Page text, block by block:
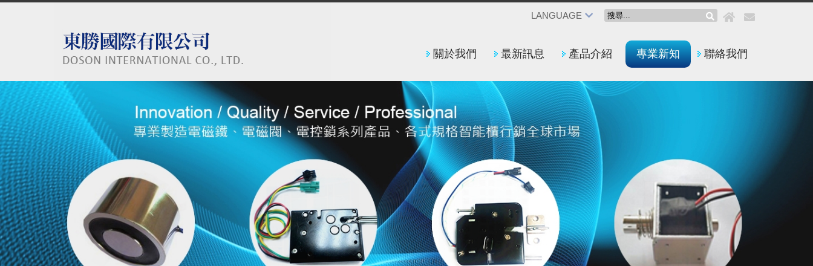
LANGUAGE
關於我們 最新訊息 產品介紹 專業新知 聯絡我們